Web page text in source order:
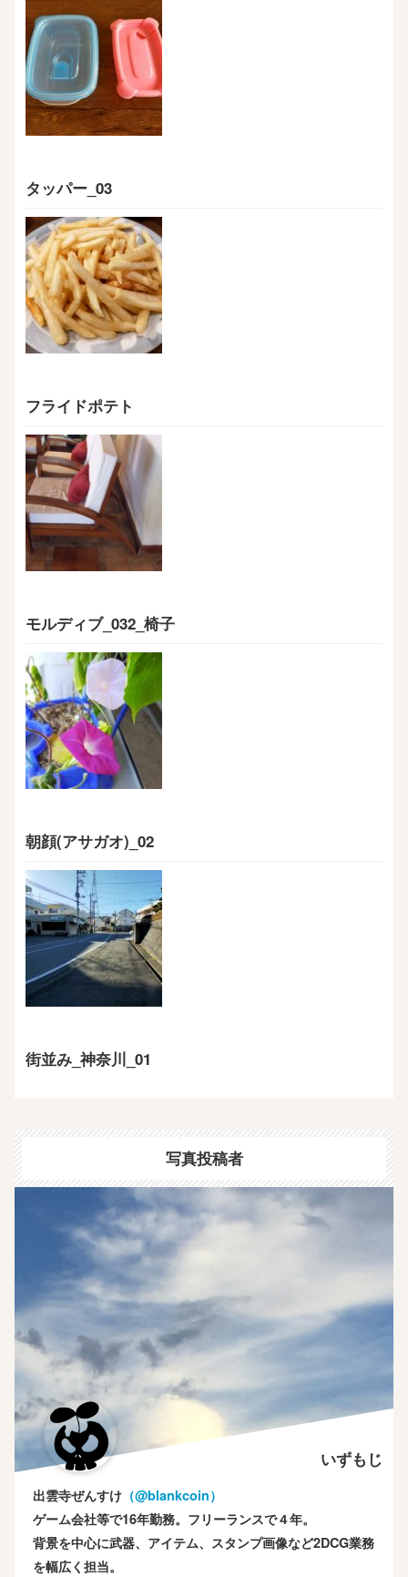
タッパー_03
フライドポテト
モルディブ_032_椅子
朝顔(アサガオ)_02
街並み_神奈川_01
写真投稿者
いずもじ
出雲寺ぜんすけ （‎@blankcoin）
ゲーム会社等で16年勤務。フリーランスで４年。
背景を中心に武器、アイテム、スタンプ画像など2DCG業務
を幅広く担当。